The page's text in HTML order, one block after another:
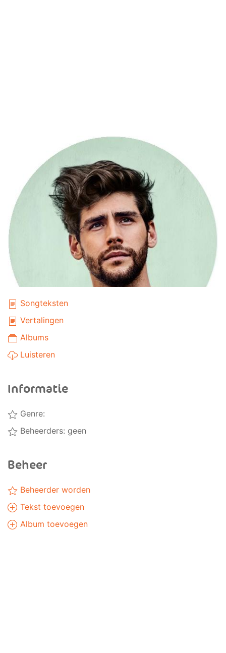
Songteksten
Vertalingen
Albums
Luisteren
Informatie
Genre:
Beheerders: geen
Beheer
Beheerder worden
Tekst toevoegen
Album toevoegen